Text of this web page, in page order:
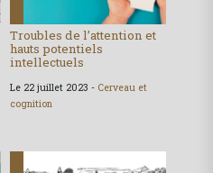
Troubles de l’attention et
hauts potentiels
intellectuels
Le 22 juillet 2023 - Cerveau et
cognition